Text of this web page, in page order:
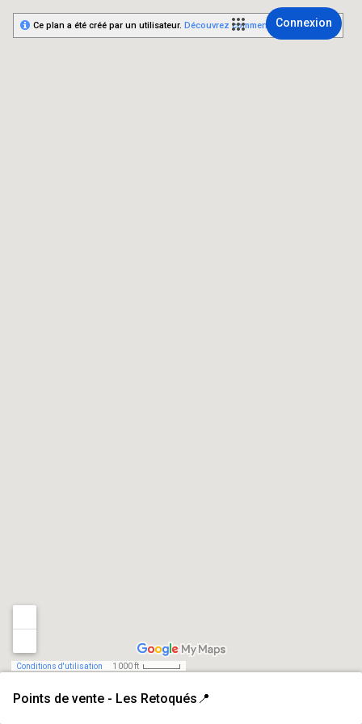
Connexion
Points de vente - Les Retoqués📍
Conditions d'utilisation 1 000 ft
Ce plan a été créé par un utilisateur. Découvrez comment créer le vôtre.